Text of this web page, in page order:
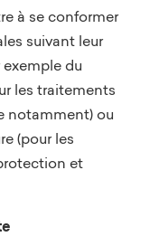
à se conformer
suivant leur
exemple du
les traitements
notamment) ou
(pour les
et